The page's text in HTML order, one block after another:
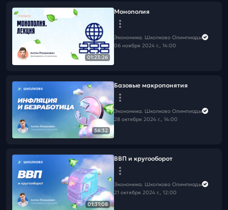
01:23:26
Монополия
Экономика. Школково Олимпиады
06 ноября 2024 г., 14:00
56:32
Базовые макропонятия
Экономика. Школково Олимпиады
28 октября 2024 г., 14:00
01:31:08
ВВП и кругооборот
Экономика. Школково Олимпиады
21 октября 2024 г., 12:00